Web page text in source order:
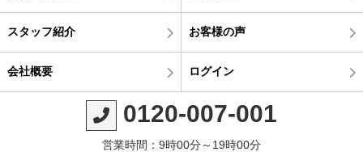
スタッフ紹介 お客様の声
会社概要 ログイン
0120-007-001
営業時間：9時00分～19時00分